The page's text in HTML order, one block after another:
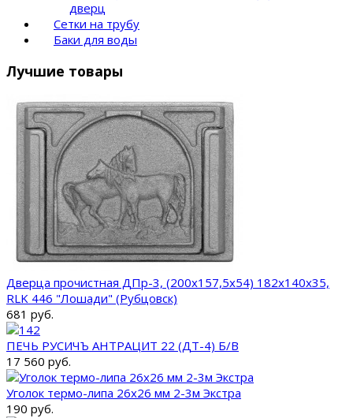
дверц
Сетки на трубу
Баки для воды
Лучшие товары
Дверца прочистная ДПр-3, (200х157,5х54) 182х140х35,
RLK 446 "Лошади" (Рубцовск)
681 руб.
ПЕЧЬ РУСИЧЪ АНТРАЦИТ 22 (ДТ-4) Б/В
17 560 руб.
Уголок термо-липа 26х26 мм 2-3м Экстра
190 руб.